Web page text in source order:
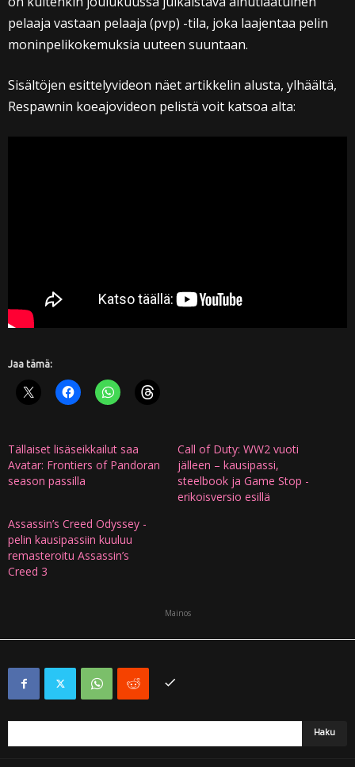
pelaaja vastaan pelaaja (pvp) -tila, joka laajentaa pelin
moninpelikokemuksia uuteen suuntaan.
Sisältöjen esittelyvideon näet artikkelin alusta, ylhäältä,
Respawnin koeajovideon pelistä voit katsoa alta:
Jaa tämä:
Tällaiset lisäseikkailut saa
Avatar: Frontiers of Pandoran
season passilla
Call of Duty: WW2 vuoti
jälleen – kausipassi,
steelbook ja Game Stop -
erikoisversio esillä
Assassin’s Creed Odyssey -
pelin kausipassiin kuuluu
remasteroitu Assassin’s
Creed 3
Mainos